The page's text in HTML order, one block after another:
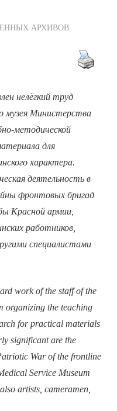
АРХИВОВ
нелёгкий труд
музея Министерства
методической
для
характера.
деятельность в
фронтовых бригад
Красной армии,
работников,
специалистами
work of the staff of the
organizing the teaching
for practical materials
significant are the
War of the frontline
Service Museum
artists, cameramen,